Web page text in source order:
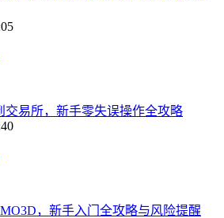
交易所，新手零失误操作全攻略
，新手入门全攻略与风险提醒